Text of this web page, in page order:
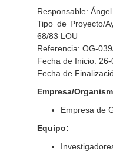
Responsable:
Tipo de Proyecto/
68/83 LOU
Referencia: OG-
Fecha de Inicio:
Fecha de
Empresa/
Empresa de
Equipo: